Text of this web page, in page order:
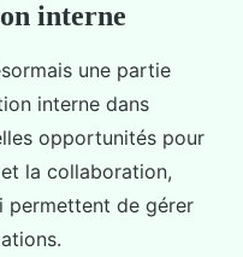
interne
une partie
interne dans
opportunités pour
la collaboration,
de gérer